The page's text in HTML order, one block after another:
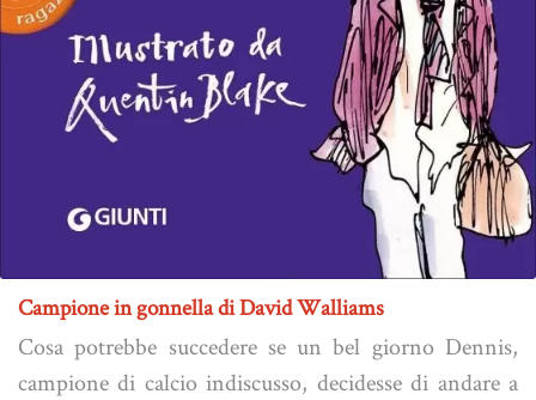
Campione in gonnella di David Walliams
Cosa potrebbe succedere se un bel giorno Dennis,
campione di calcio indiscusso, decidesse di andare a